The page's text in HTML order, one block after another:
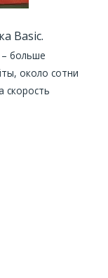
Basic.
– больше
около сотни
скорость